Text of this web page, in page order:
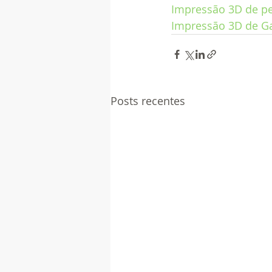
Impressão 3D de
Impressão 3D de
Posts recentes